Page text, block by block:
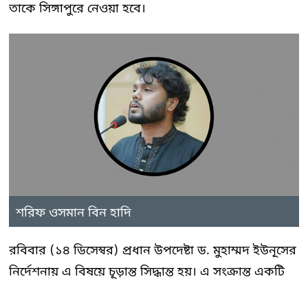
তাকে সিঙ্গাপুরে নেওয়া হবে।
শরিফ ওসমান বিন হাদি
রবিবার (১৪ ডিসেম্বর) প্রধান উপদেষ্টা ড. মুহাম্মদ ইউনূসের
নির্দেশনায় এ বিষয়ে চূড়ান্ত সিদ্ধান্ত হয়। এ সংক্রান্ত একটি